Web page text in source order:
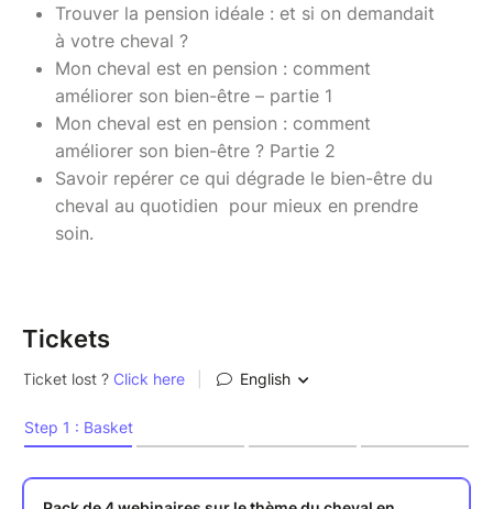
Trouver la pension idéale : et si on demandait
à votre cheval ?
Mon cheval est en pension : comment
améliorer son bien-être – partie 1
Mon cheval est en pension : comment
améliorer son bien-être ? Partie 2
Savoir repérer ce qui dégrade le bien-être du
cheval au quotidien pour mieux en prendre
soin.
Tickets